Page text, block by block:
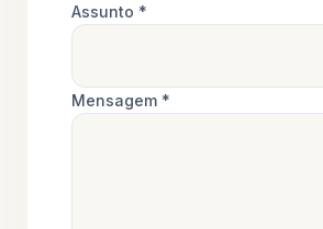
Assunto *
Mensagem *